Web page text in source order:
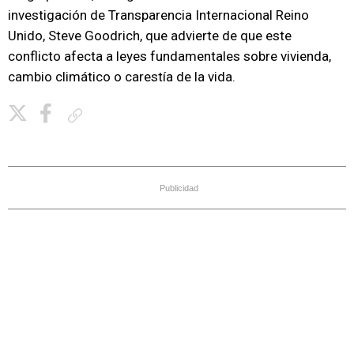
investigación de Transparencia Internacional Reino
Unido, Steve Goodrich, que advierte de que este
conflicto afecta a leyes fundamentales sobre vivienda,
cambio climático o carestía de la vida.
Publicidad